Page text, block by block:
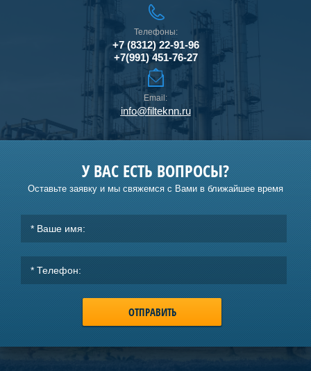
Телефоны:
+7 (8312) 22-91-96
+7(991) 451-76-27
Email:
info@filteknn.ru
У ВАС ЕСТЬ ВОПРОСЫ?
Оставьте заявку и мы свяжемся с Вами в ближайшее время
ОТПРАВИТЬ